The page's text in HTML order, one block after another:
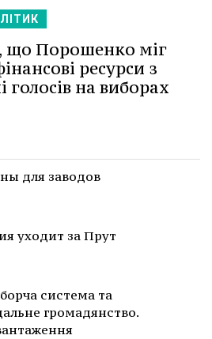
що Порошенко міг
ресурси з
голосів на виборах
для заводов
уходит за Прут
система та
громадянство.